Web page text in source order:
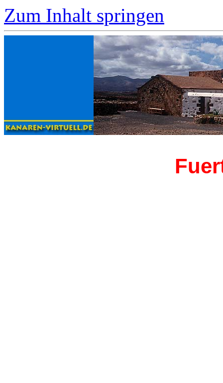
Zum Inhalt springen